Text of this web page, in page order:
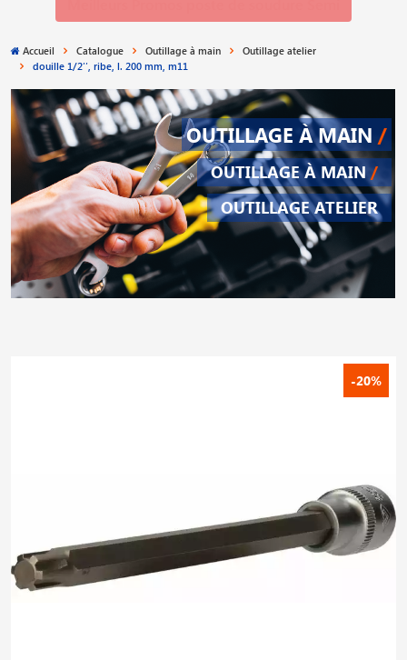
Accueil Catalogue Outillage à main
Outillage atelier
douille 1/2′′, ribe, l. 200 mm, m11
OUTILLAGE À MAIN /
OUTILLAGE À MAIN /
OUTILLAGE ATELIER
-20%